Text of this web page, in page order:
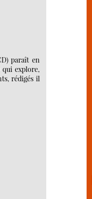
paraît en
qui explore,
rédigés il